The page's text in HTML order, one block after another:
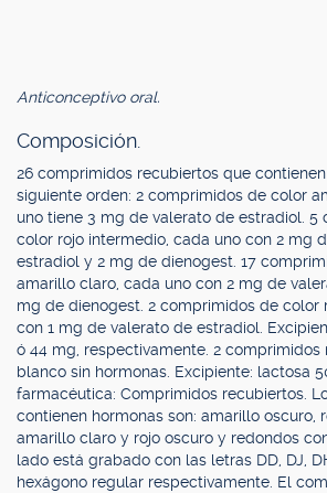
Anticonceptivo oral.
Composición.
26 comprimidos recubiertos que
siguiente orden: 2 comprimidos de color
uno tiene 3 mg de valerato de estradiol. 5
color rojo intermedio, cada uno con 2 mg
estradiol y 2 mg de dienogest. 17
amarillo claro, cada uno con 2 mg de
mg de dienogest. 2 comprimidos de color
con 1 mg de valerato de estradiol.
ó 44 mg, respectivamente. 2
blanco sin hormonas. Excipiente: lactosa
farmacéutica: Comprimidos recubiertos.
contienen hormonas son: amarillo oscuro,
amarillo claro y rojo oscuro y redondos
lado está grabado con las letras DD, DJ,
hexágono regular respectivamente. El